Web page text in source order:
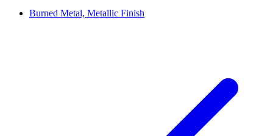
Burned Metal, Metallic Finish